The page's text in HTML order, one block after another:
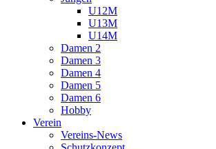
U12M
U13M
U14M
Damen 2
Damen 3
Damen 4
Damen 5
Damen 6
Hobby
Verein
Vereins-News